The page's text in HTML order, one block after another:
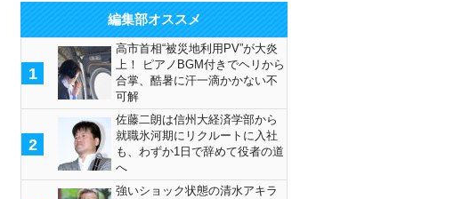
編集部オススメ
1
高市首相“被災地利用PV”が大炎
上！ ピアノBGM付きでヘリから
合掌、酷暑に汗一滴かかない不
可解
2
佐藤二朗は信州大経済学部から
就職氷河期にリクルートに入社
も、わずか1日で辞めて役者の道
へ
強いショック状態の清水アキラ